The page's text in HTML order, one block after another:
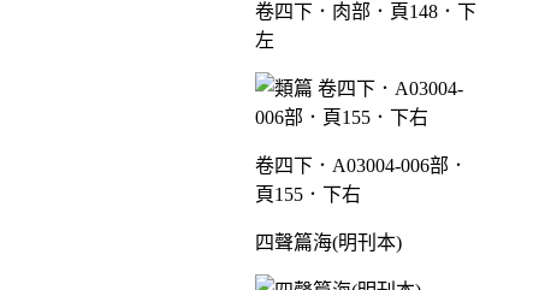
卷四下．肉部．頁148．下
左
卷四下．A03004-006部．
頁155．下右
四聲篇海(明刊本)